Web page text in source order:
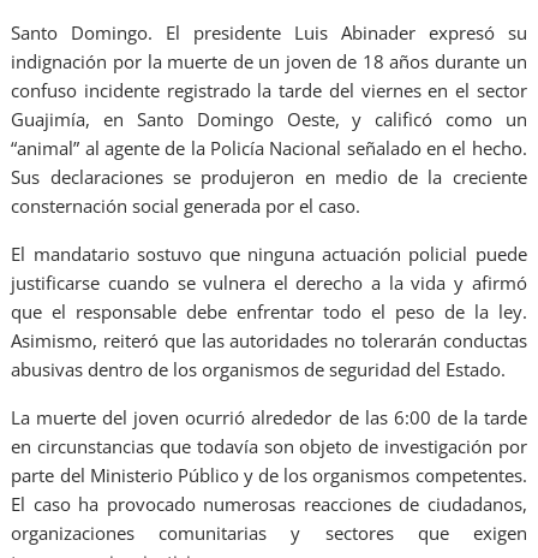
Santo Domingo. El presidente Luis Abinader expresó su
indignación por la muerte de un joven de 18 años durante un
confuso incidente registrado la tarde del viernes en el sector
Guajimía, en Santo Domingo Oeste, y calificó como un
“animal” al agente de la Policía Nacional señalado en el hecho.
Sus declaraciones se produjeron en medio de la creciente
consternación social generada por el caso.
El mandatario sostuvo que ninguna actuación policial puede
justificarse cuando se vulnera el derecho a la vida y afirmó
que el responsable debe enfrentar todo el peso de la ley.
Asimismo, reiteró que las autoridades no tolerarán conductas
abusivas dentro de los organismos de seguridad del Estado.
La muerte del joven ocurrió alrededor de las 6:00 de la tarde
en circunstancias que todavía son objeto de investigación por
parte del Ministerio Público y de los organismos competentes.
El caso ha provocado numerosas reacciones de ciudadanos,
organizaciones comunitarias y sectores que exigen